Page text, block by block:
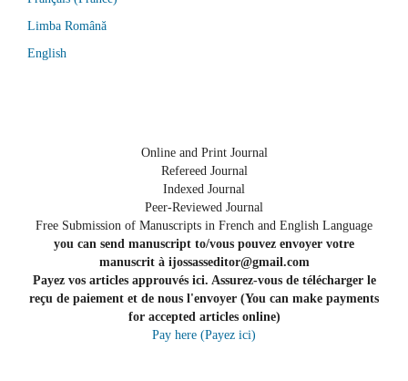
Limba Română
English
Online and Print Journal
Refereed Journal
Indexed Journal
Peer-Reviewed Journal
Free Submission of Manuscripts in French and English Language
you can send manuscript to/vous pouvez envoyer votre
manuscrit à ijossasseditor@gmail.com
Payez vos articles approuvés ici. Assurez-vous de télécharger le
reçu de paiement et de nous l'envoyer (You can make payments
for accepted articles online)
Pay here (Payez ici)